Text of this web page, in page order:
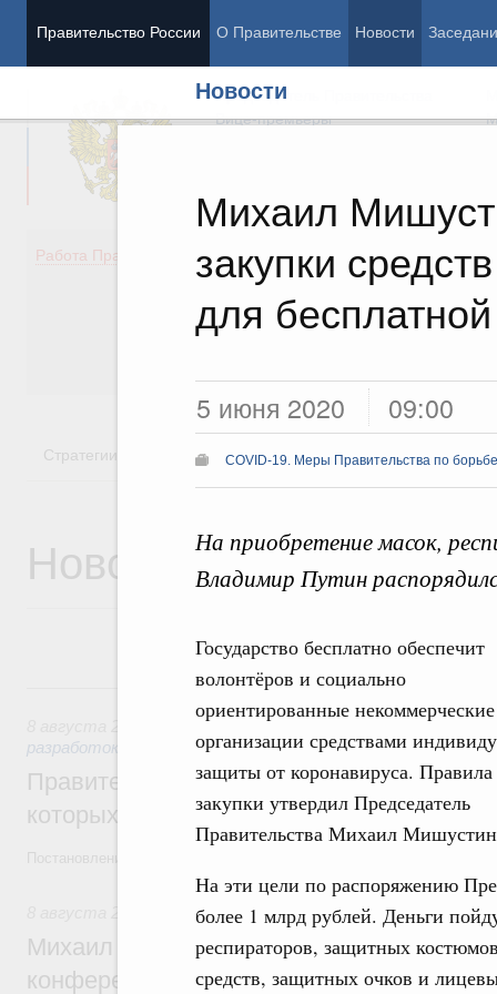
Правительство России О Правительстве Новости
Новости
Михаил
закупки
для
5 июня 2020 09:00
COVID-19. Меры Правительства по
На приобретение масок,
Владимир Путин
Государство бесплатно обеспечит
волонтёров и социально
ориентированные некоммерческие
организации средствами
защиты от коронавируса.
закупки утвердил Председатель
Правительства Михаил
На эти цели по распоряжению
более 1 млрд рублей. Деньги
респираторов, защитных
средств, защитных очков и
Председатель Правительства
Вице-премьеры
Работа Правительства
Демография
Здоровье
Образование
Культура
Стратегии Государственные программы
Новости
8 августа, суббота
Государственная политика в сфере
разработок
Правительство расширило перечень
которых освобождаются от НДФЛ
Отрасль информационных технологий
Михаил Мишустин дал поручения по
конференции «Цифровая индустрия